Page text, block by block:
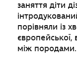
заняття діти
порівняли із
європейської,
між породами.